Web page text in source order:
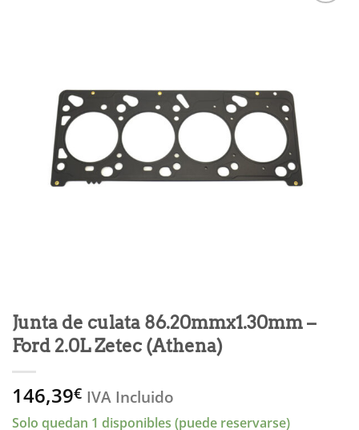
Junta de culata 86.20mmx1.30mm –
Ford 2.0L Zetec (Athena)
146,39€ IVA Incluido
Solo quedan 1 disponibles (puede reservarse)